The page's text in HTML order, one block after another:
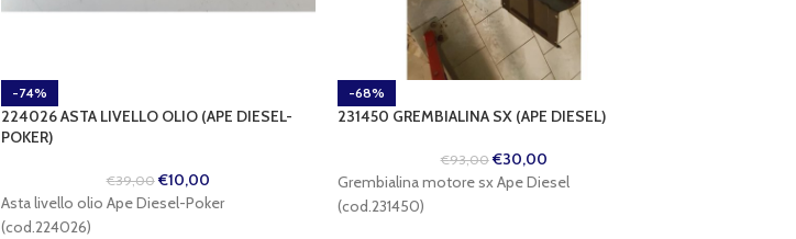
-74%
224026 ASTA LIVELLO OLIO (APE DIESEL-
POKER)
€39,00 €10,00
Asta livello olio Ape Diesel-Poker
(cod.224026)
-68%
231450 GREMBIALINA SX (APE DIESEL)
€93,00 €30,00
Grembialina motore sx Ape Diesel
(cod.231450)